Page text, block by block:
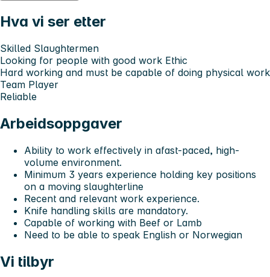
Hva vi ser etter
Skilled Slaughtermen
Looking for people with good work Ethic
Hard working and must be capable of doing physical work
Team Player
Reliable
Arbeidsoppgaver
Ability to work effectively in afast-paced, high-
volume environment.
Minimum 3 years experience holding key positions
on a moving slaughterline
Recent and relevant work experience.
Knife handling skills are mandatory.
Capable of working with Beef or Lamb
Need to be able to speak English or Norwegian
Vi tilbyr